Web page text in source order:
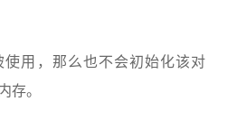
用，那么也不会初始化该对
存。